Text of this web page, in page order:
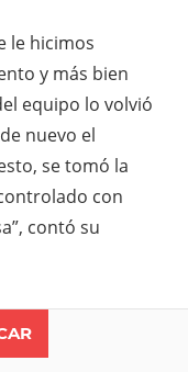
le hicimos
y más bien
equipo lo volvió
nuevo el
se tomó la
con
contó su